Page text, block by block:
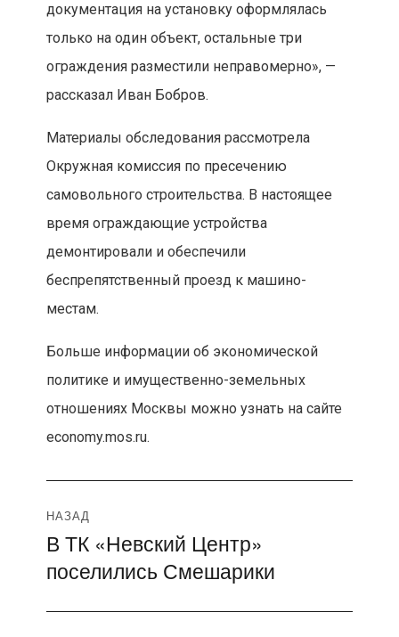
документация на установку оформлялась
только на один объект, остальные три
ограждения разместили неправомерно», —
рассказал Иван Бобров.
Материалы обследования рассмотрела
Окружная комиссия по пресечению
самовольного строительства. В настоящее
время ограждающие устройства
демонтировали и обеспечили
беспрепятственный проезд к машино-
местам.
Больше информации об экономической
политике и имущественно-земельных
отношениях Москвы можно узнать на сайте
economy.mos.ru.
Навигация
по
НАЗАД
Предыдущая
запись:
В ТК «Невский Центр»
поселились Смешарики